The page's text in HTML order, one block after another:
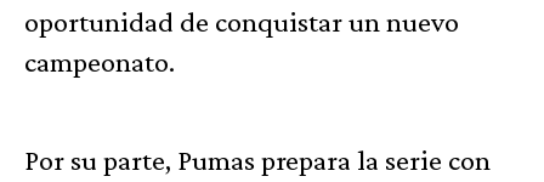
oportunidad de conquistar un nuevo
campeonato.
Por su parte, Pumas prepara la serie con